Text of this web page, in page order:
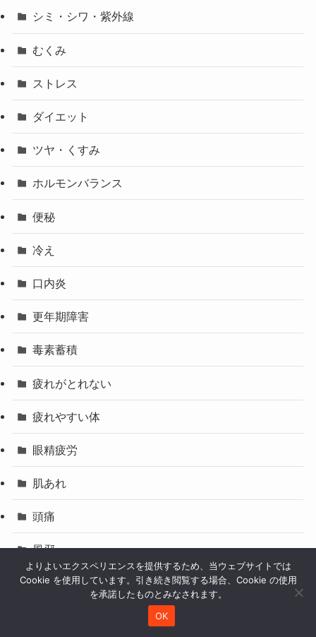
シミ・シワ・紫外線
むくみ
ストレス
ダイエット
ツヤ・くすみ
ホルモンバランス
便秘
冷え
口内炎
更年期障害
毒素蓄積
疲れがとれない
疲れやすい体
眼精疲労
肌あれ
頭痛
風邪
食べ方
よりよいエクスペリエンスを提供するため、当ウェブサイトでは
Cookie を使用しています。引き続き閲覧する場合、Cookie の使用
を承諾したものとみなされます。
OK